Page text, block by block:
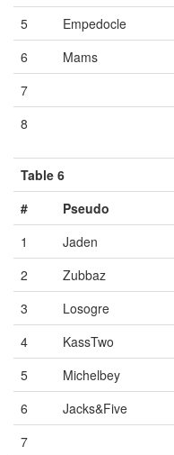
5 Empedocle
6
Mams
7
8
Table 6
#
Pseudo
1
Jaden
2
Zubbaz
3
Losogre
4
KassTwo
5
Michelbey
6
Jacks&Five
7